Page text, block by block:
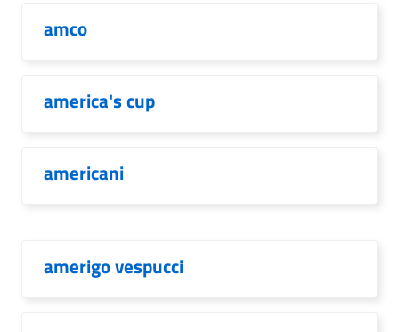
amco
america's cup
americani
amerigo vespucci